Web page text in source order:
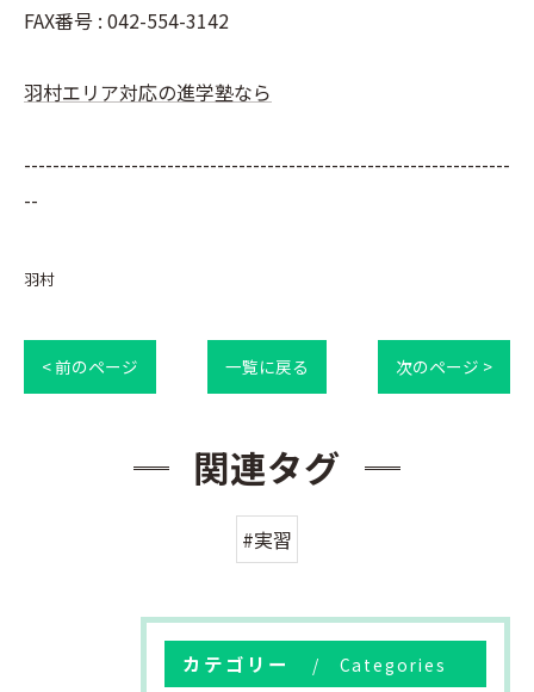
FAX番号 : 042-554-3142
羽村エリア対応の進学塾なら
--------------------------------------------------------------------
--
羽村
< 前のページ 一覧に戻る 次のページ >
関連タグ
#実習
カテゴリー Categories